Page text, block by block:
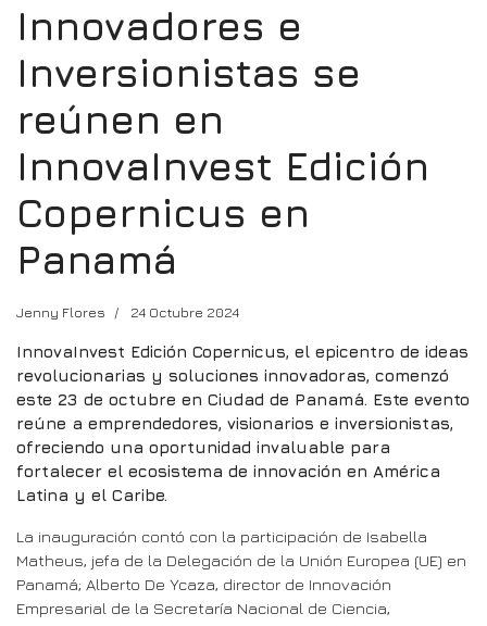
Innovadores e
Inversionistas se
reúnen en
InnovaInvest Edición
Copernicus en
Panamá
Jenny Flores 24 Octubre 2024
InnovaInvest Edición Copernicus, el epicentro de ideas
revolucionarias y soluciones innovadoras, comenzó
este 23 de octubre en Ciudad de Panamá. Este evento
reúne a emprendedores, visionarios e inversionistas,
ofreciendo una oportunidad invaluable para
fortalecer el ecosistema de innovación en América
Latina y el Caribe.
La inauguración contó con la participación de Isabella
Matheus, jefa de la Delegación de la Unión Europea (UE) en
Panamá; Alberto De Ycaza, director de Innovación
Empresarial de la Secretaría Nacional de Ciencia,